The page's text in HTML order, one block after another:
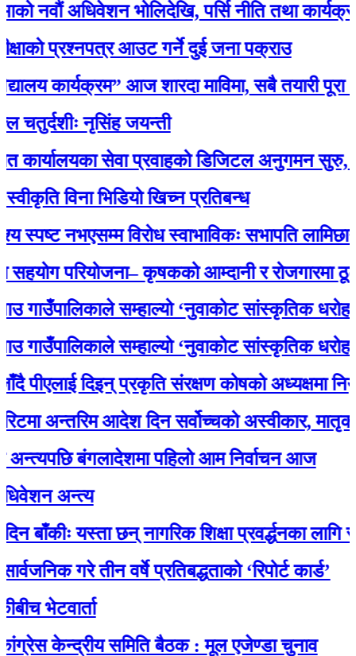
अधिवेशन भोलिदेखि, पर्सि नीति तथा कार्यक्रम
प्रश्नपत्र आउट गर्ने दुई जना पक्राउ
कार्यक्रम” आज शारदा माविमा, सबै तयारी पूरा
नृसिंह जयन्ती
सेवा प्रवाहको डिजिटल अनुगमन सुरु, मन्त्री
विना भिडियो खिच्न प्रतिबन्ध
नभएसम्म विरोध स्वाभाविकः सभापति लामिछाने
परियोजना– कृषकको आम्दानी र रोजगारमा ठूलो
सम्हाल्यो ‘नुवाकोट सांस्कृतिक धरोहर
सम्हाल्यो ‘नुवाकोट सांस्कृतिक धरोहर
दिइन् प्रकृति संरक्षण कोषको अध्यक्षमा नियुक्ति
अन्तरिम आदेश दिन सर्वोच्चको अस्वीकार, मातृका
बंगलादेशमा पहिलो आम निर्वाचन आज
अन्त्य
यस्ता छन् नागरिक शिक्षा प्रवर्द्धनका लागि स्रोत
गरे तीन वर्षे प्रतिबद्धताको ‘रिपोर्ट कार्ड’
समिति बैठक : मूल एजेण्डा चुनाव